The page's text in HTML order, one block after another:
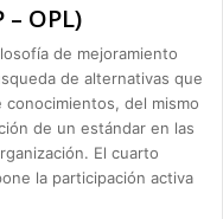
OPL)
de mejoramiento
de alternativas que
del mismo
de un estándar en las
El cuarto
la participación activa